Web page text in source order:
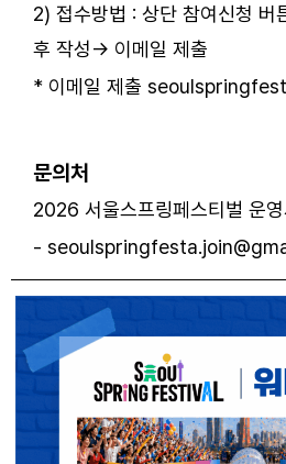
2) 접수방법 : 상단 참여신청
후 작성→ 이메일 제출
* 이메일 제출
문의처
2026 서울스프링페스티벌 운
-